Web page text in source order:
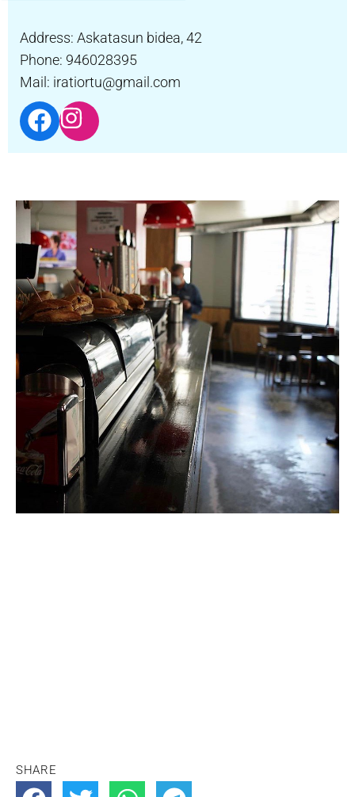
Address: Askatasun bidea, 42
Phone: 946028395
Mail: iratiortu@gmail.com
SHARE